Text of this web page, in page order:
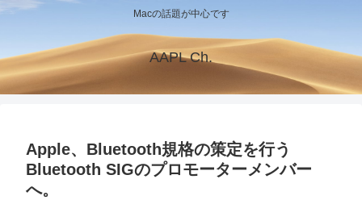
Macの話題が中心です
AAPL Ch.
Apple、Bluetooth規格の策定を行う
Bluetooth SIGのプロモーターメンバー
へ。